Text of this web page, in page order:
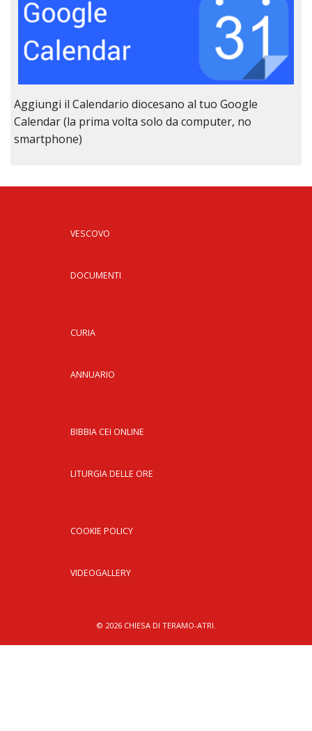
Aggiungi il Calendario diocesano al tuo Google
Calendar (la prima volta solo da computer, no
smartphone)
VESCOVO
DOCUMENTI
CURIA
ANNUARIO
BIBBIA CEI ONLINE
LITURGIA DELLE ORE
COOKIE POLICY
VIDEOGALLERY
© 2026 CHIESA DI TERAMO-ATRI.